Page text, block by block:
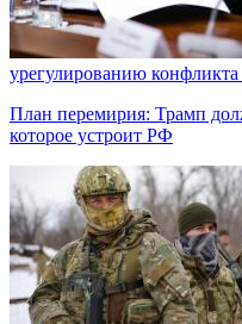
урегулированию
План перемирия: Трамп
которое устроит РФ